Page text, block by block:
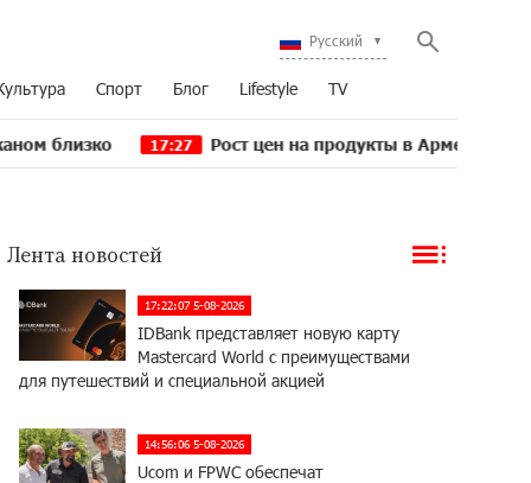
Русский
Спорт Блог Lifestyle TV
17:27 Рост цен на продукты в Армении ускорился до
Лента новостей
17:22:07 5-08-2026
IDBank представляет новую карту
Mastercard World с преимуществами
для путешествий и специальной акцией
14:56:06 5-08-2026
Ucom и FPWC обеспечат